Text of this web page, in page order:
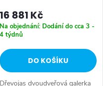
16 881 Kč
Na objednání: Dodání do cca 3 -
4 týdnů
DO KOŠÍKU
Dřevojas dvoudveřová galerka